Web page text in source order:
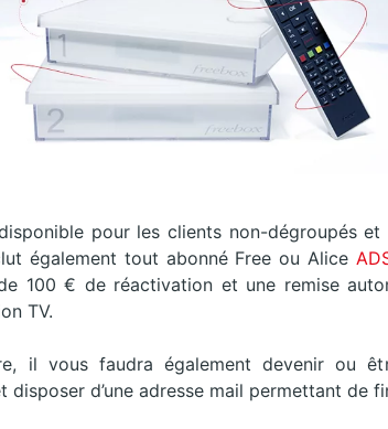
pour les clients non-dégroupés et
également tout abonné Free ou Alice
100 € de réactivation et une remise
TV.
il vous faudra également devenir ou
d’une adresse mail permettant de